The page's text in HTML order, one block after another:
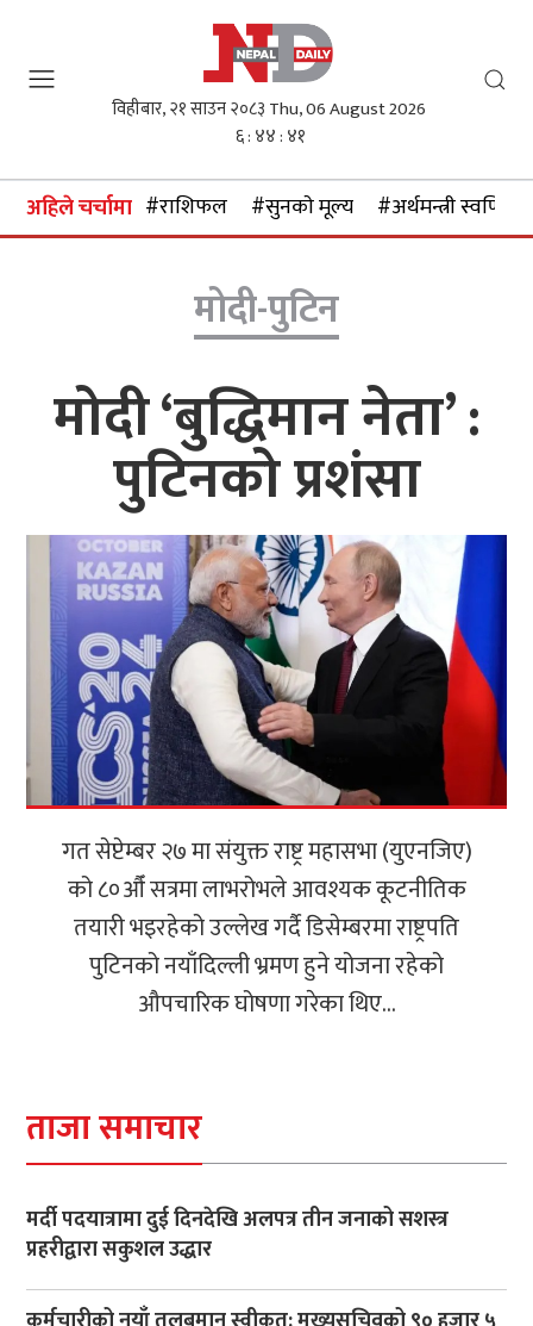
विहीबार, २१ साउन २०८३ Thu, 06 August 2026
६ : ४४ : ४१
अहिले चर्चामा #राशिफल #सुनकाे मूल्य #अर्थमन्त्री स्वर्णिम
मोदी-पुटिन
मोदी ‘बुद्धिमान नेता’ :
पुटिनको प्रशंसा
गत सेप्टेम्बर २७ मा संयुक्त राष्ट्र महासभा (युएनजिए)
को ८०औँ सत्रमा लाभरोभले आवश्यक कूटनीतिक
तयारी भइरहेको उल्लेख गर्दै डिसेम्बरमा राष्ट्रपति
पुटिनको नयाँदिल्ली भ्रमण हुने योजना रहेको
औपचारिक घोषणा गरेका थिए...
ताजा समाचार
मर्दी पदयात्रामा दुई दिनदेखि अलपत्र तीन जनाको सशस्त्र
प्रहरीद्वारा सकुशल उद्धार